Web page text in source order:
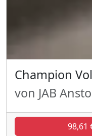
Champion
von JAB
98,61